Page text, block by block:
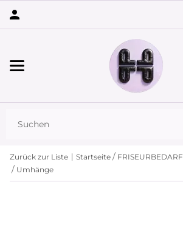
Zurück zur Liste Startseite FRISEURBEDARF
Umhänge